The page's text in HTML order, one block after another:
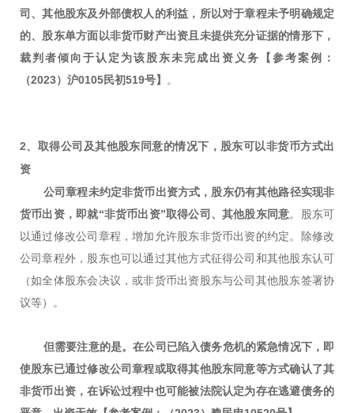
司、其他股东及外部债权人的利益，所以对于章程未予明确规定
的、股东单方面以非货币财产出资且未提供充分证据的情形下，
裁判者倾向于认定为该股东未完成出资义务【参考案例：
（2023）沪0105民初519号】
。
2、取得公司及其他股东同意的情况下， 股东可以非货币方式出
资
公司章程未约定非货币出资方式，股东仍有其他路径实现非
货币出资，即就“非货币出资”取得公司、其他股东同意。股东可
以通过修改公司章程，增加允许股东非货币出资的约定。除修改
公司章程外，股东也可以通过其他方式征得公司和其他股东认可
（如全体股东会决议，或非货币出资股东与公司其他股东签署协
议等）。
但需要注意的是。在公司已陷入债务危机的紧急情况下，即
使股东已通过修改公司章程或取得其他股东同意等方式确认了其
非货币出资，在诉讼过程中也可能被法院认定为存在逃避债务的